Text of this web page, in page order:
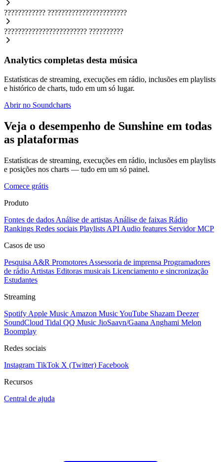
???????????? ???????????????????????
???????????????????????? ??????????
Analytics completas desta música
Estatísticas de streaming, execuções em rádio, inclusões em playlists
e histórico de charts, tudo em um só lugar.
Abrir no Soundcharts
Veja o desempenho de Sunshine em todas
as plataformas
Estatísticas de streaming, execuções em rádio, inclusões em playlists
e posições nos charts — tudo em um só painel.
Comece grátis
Produto
Fontes de dados Análise de artistas Análise de faixas Rádio
Rankings Redes sociais Playlists API Audio features Servidor MCP
Casos de uso
Pesquisa A&R Promotores Assessoria de imprensa Programadores
de rádio Artistas Editoras musicais Licenciamento e sincronização
Estudantes
Streaming
Spotify Apple Music Amazon MusicYouTube Shazam Deezer
SoundCloud Tidal QQ Music JioSaavn/Gaana Anghami Melon
Boomplay
Redes sociais
Instagram TikTok X (Twitter) Facebook
Recursos
Central de ajuda